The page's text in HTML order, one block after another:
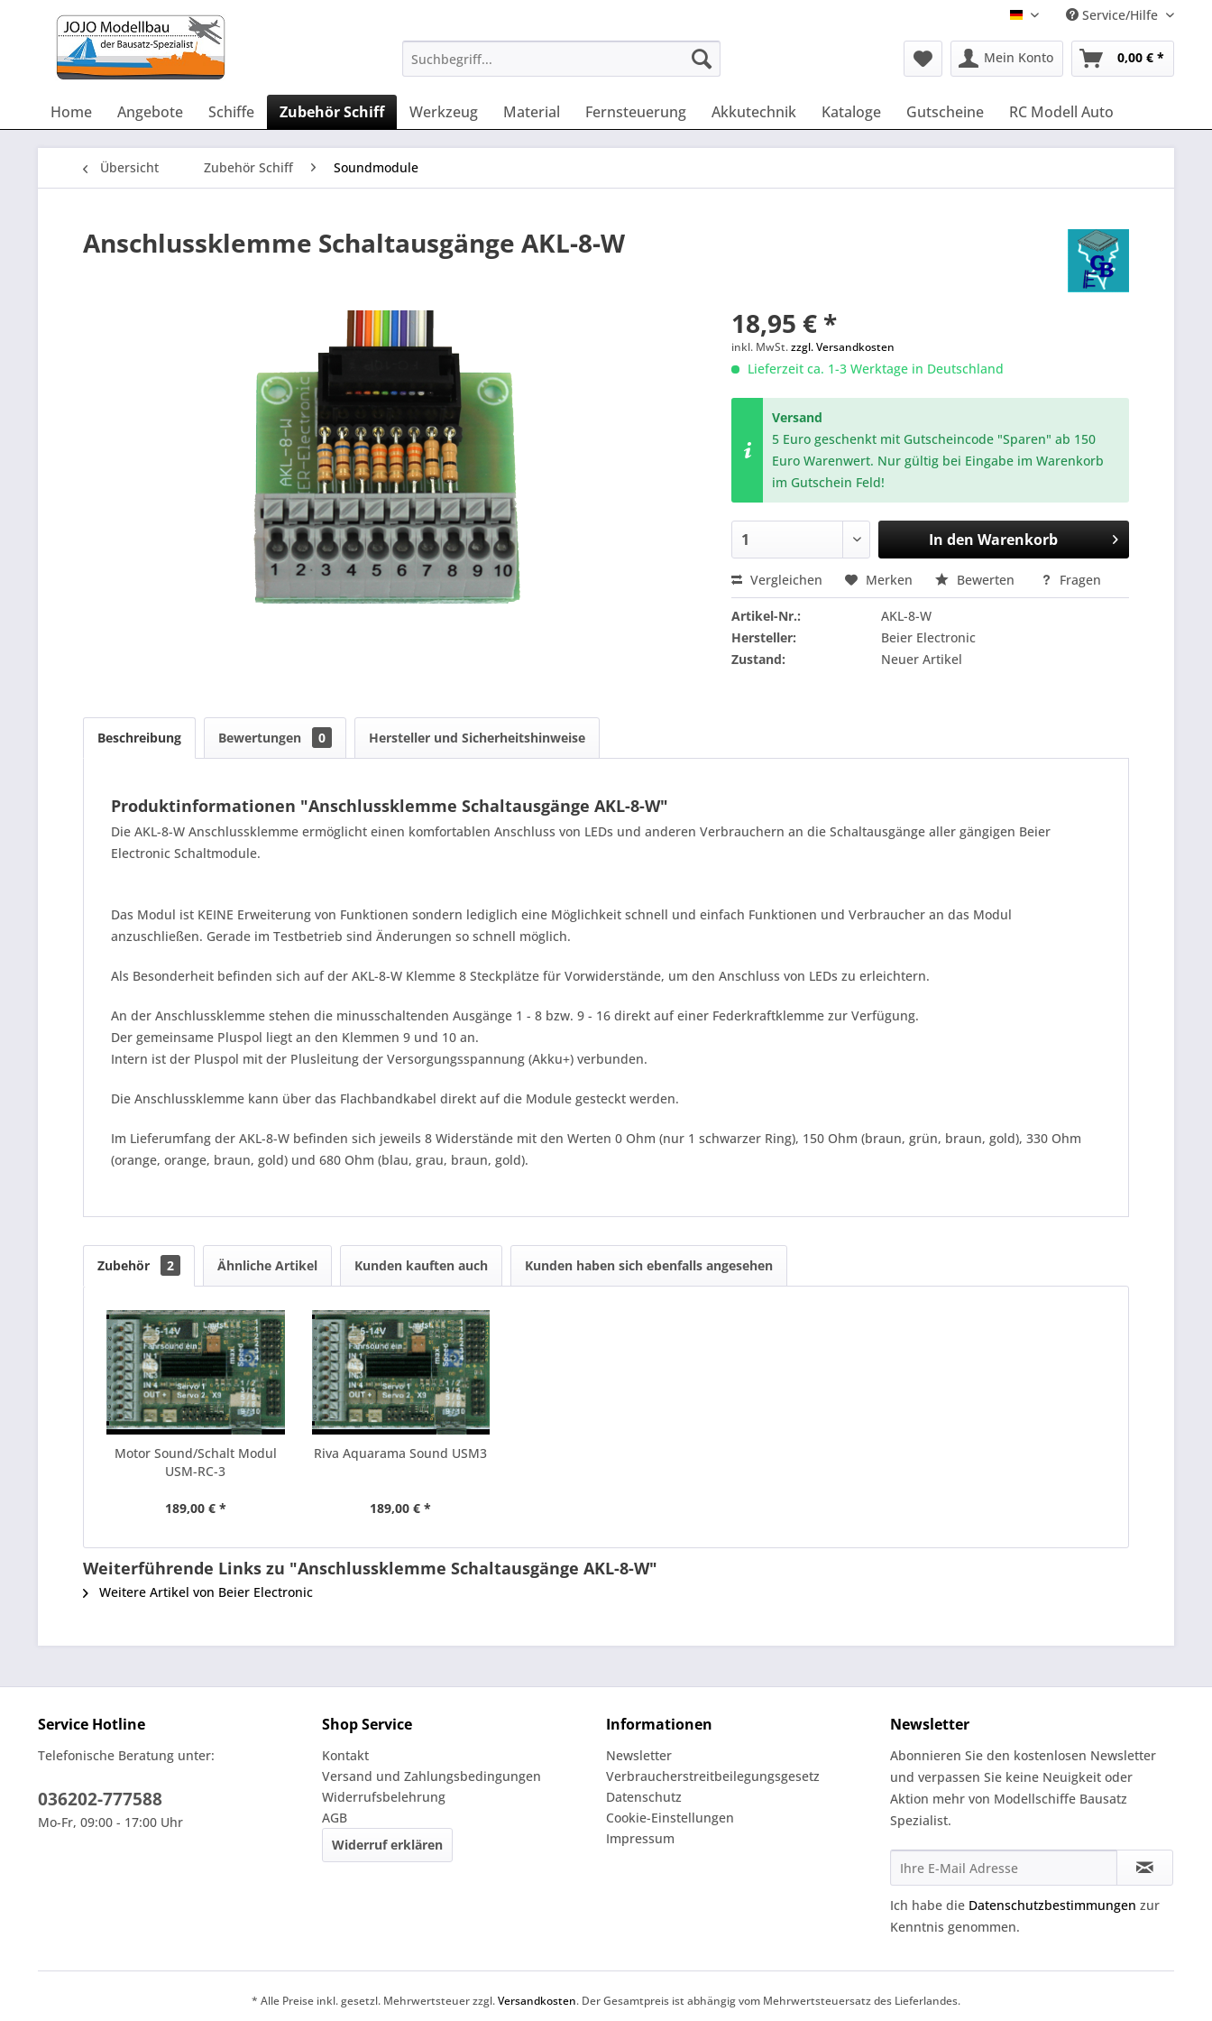
Deutsch Service/Hilfe
Mein Konto 0,00 € *
Home Angebote Schiffe Zubehör Schiff Werkzeug Material Fernsteuerung Akkutechnik Kataloge Gutscheine RC Modell Auto
Übersicht Zubehör Schiff Soundmodule
Anschlussklemme Schaltausgänge AKL-8-W
18,95 € *
inkl. MwSt.zzgl. Versandkosten
Lieferzeit ca. 1-3 Werktage in Deutschland
Versand
5 Euro geschenkt mit Gutscheincode "Sparen" ab 150
Euro Warenwert. Nur gültig bei Eingabe im Warenkorb
im Gutschein Feld!
In den Warenkorb
Vergleichen Merken Bewerten Fragen
Artikel-Nr.:
AKL-8-W
Hersteller:
Beier Electronic
Zustand:
Neuer Artikel
Beschreibung Bewertungen 0 Hersteller und Sicherheitshinweise
Produktinformationen "Anschlussklemme Schaltausgänge AKL-8-W"
Die AKL-8-W Anschlussklemme ermöglicht einen komfortablen Anschluss von LEDs und anderen Verbrauchern an die Schaltausgänge aller gängigen Beier
Electronic Schaltmodule.
Das Modul ist KEINE Erweiterung von Funktionen sondern lediglich eine Möglichkeit schnell und einfach Funktionen und Verbraucher an das Modul
anzuschließen. Gerade im Testbetrieb sind Änderungen so schnell möglich.
Als Besonderheit befinden sich auf der AKL-8-W Klemme 8 Steckplätze für Vorwiderstände, um den Anschluss von LEDs zu erleichtern.
An der Anschlussklemme stehen die minusschaltenden Ausgänge 1 - 8 bzw. 9 - 16 direkt auf einer Federkraftklemme zur Verfügung.
Der gemeinsame Pluspol liegt an den Klemmen 9 und 10 an.
Intern ist der Pluspol mit der Plusleitung der Versorgungsspannung (Akku+) verbunden.
Die Anschlussklemme kann über das Flachbandkabel direkt auf die Module gesteckt werden.
Im Lieferumfang der AKL-8-W befinden sich jeweils 8 Widerstände mit den Werten 0 Ohm (nur 1 schwarzer Ring), 150 Ohm (braun, grün, braun, gold), 330 Ohm
(orange, orange, braun, gold) und 680 Ohm (blau, grau, braun, gold).
Zubehör 2 Ähnliche Artikel Kunden kauften auch Kunden haben sich ebenfalls angesehen
Motor Sound/Schalt Modul
USM-RC-3
189,00 € *
Riva Aquarama Sound USM3
189,00 € *
Weiterführende Links zu "Anschlussklemme Schaltausgänge AKL-8-W"
Weitere Artikel von Beier Electronic
Service Hotline
Telefonische Beratung unter:
036202-777588
Mo-Fr, 09:00 - 17:00 Uhr
Shop Service
Kontakt
Versand und Zahlungsbedingungen
Widerrufsbelehrung
AGB
Widerruf erklären
Informationen
Newsletter
Verbraucherstreitbeilegungsgesetz
Datenschutz
Cookie-Einstellungen
Impressum
Newsletter
Abonnieren Sie den kostenlosen Newsletter
und verpassen Sie keine Neuigkeit oder
Aktion mehr von Modellschiffe Bausatz
Spezialist.
Ich habe die Datenschutzbestimmungen zur
Kenntnis genommen.
* Alle Preise inkl. gesetzl. Mehrwertsteuer zzgl.Versandkosten. Der Gesamtpreis ist abhängig vom Mehrwertsteuersatz des Lieferlandes.